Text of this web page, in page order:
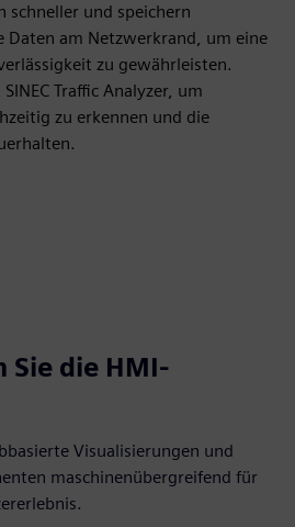
schneller und speichern
Daten am Netzwerkrand, um eine
zu gewährleisten.
Traffic Analyzer, um
zu erkennen und die
Sie die HMI-
Visualisierungen und
maschinenübergreifend für